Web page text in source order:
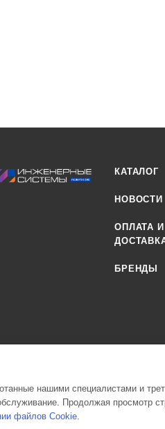
КАТАЛОГ
НОВОСТИ
ОПЛАТА И
БРЕНДЫ
© Инженерные системы Политэк
нашими специалистами и
Продолжая просмотр
файлов Cookie.